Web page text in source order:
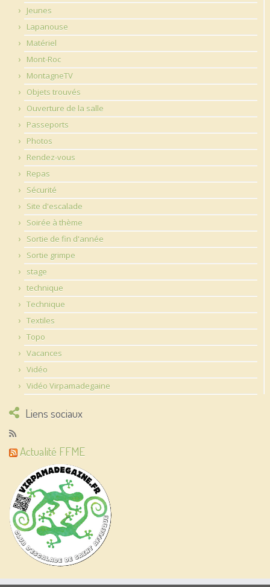
Jeunes
Lapanouse
Matériel
Mont-Roc
MontagneTV
Objets trouvés
Ouverture de la salle
Passeports
Photos
Rendez-vous
Repas
Sécurité
Site d'escalade
Soirée à thème
Sortie de fin d'année
Sortie grimpe
stage
technique
Technique
Textiles
Topo
Vacances
Vidéo
Vidéo Virpamadegaine
Liens sociaux
Actualité FFME